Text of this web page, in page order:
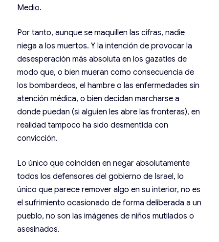
Medio.
Por tanto, aunque se maquillen las cifras, nadie
niega a los muertos. Y la intención de provocar la
desesperación más absoluta en los gazatíes de
modo que, o bien mueran como consecuencia de
los bombardeos, el hambre o las enfermedades sin
atención médica, o bien decidan marcharse a
donde puedan (si alguien les abre las fronteras), en
realidad tampoco ha sido desmentida con
convicción.
Lo único que coinciden en negar absolutamente
todos los defensores del gobierno de Israel, lo
único que parece remover algo en su interior, no es
el sufrimiento ocasionado de forma deliberada a un
pueblo, no son las imágenes de niños mutilados o
asesinados.